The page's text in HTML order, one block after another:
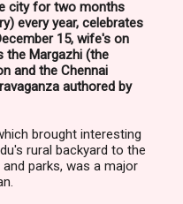
city for two months
every year, celebrates
15, wife's on
the Margazhi (the
and the Chennai
authored by
brought interesting
rural backyard to the
parks, was a major